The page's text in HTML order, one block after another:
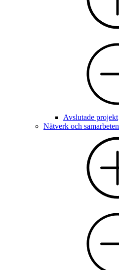
Avslutade projekt
Nätverk och samarbeten